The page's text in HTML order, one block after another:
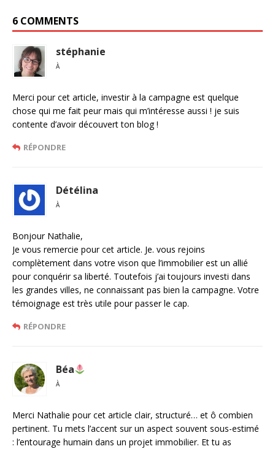
6 COMMENTS
stéphanie
À
Merci pour cet article, investir à la campagne est quelque
chose qui me fait peur mais qui m’intéresse aussi ! je suis
contente d’avoir découvert ton blog !
RÉPONDRE
Détélina
À
Bonjour Nathalie,
Je vous remercie pour cet article. Je. vous rejoins
complètement dans votre vison que l’immobilier est un allié
pour conquérir sa liberté. Toutefois j’ai toujours investi dans
les grandes villes, ne connaissant pas bien la campagne. Votre
témoignage est très utile pour passer le cap.
RÉPONDRE
Béa
À
Merci Nathalie pour cet article clair, structuré… et ô combien
pertinent. Tu mets l’accent sur un aspect souvent sous-estimé
: l’entourage humain dans un projet immobilier. Et tu as